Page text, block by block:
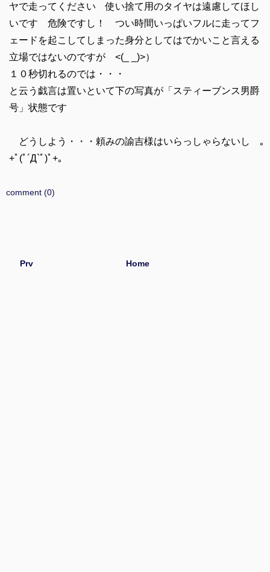
ヤで走ってください 使い捨て用のタイヤは遠慮してほし
いです 危険ですし！ つい時間いっぱいフルに走ってフ
ェードを起こしてしまった身分としてはでかいこと言える
立場ではないのですが <(_ _)>）
１０秒切れるのでは・・・
と云う戯言は置いといて下の写真が「スティーブンス男爵
号」状態です
どうしよう・・・頼みの諭吉様はいらっしゃらないし ｡
+ﾟ(ﾟ´Д`ﾟ)ﾟ+｡
comment (0)
Prv Home